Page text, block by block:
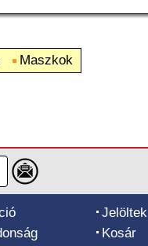
Maszkok
Jelöltek
Kosár